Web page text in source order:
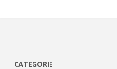
CATEGORIE